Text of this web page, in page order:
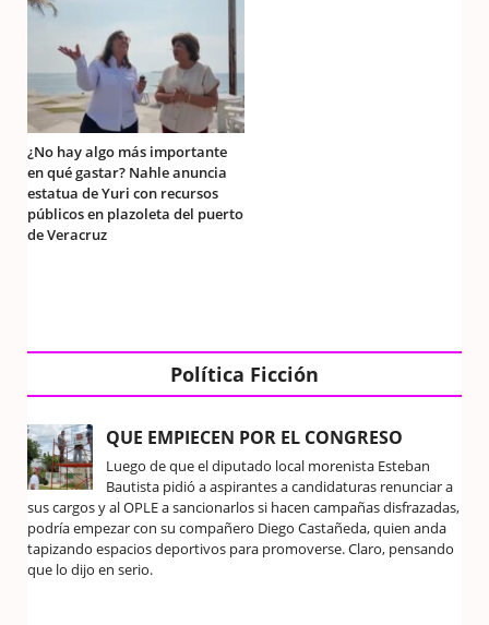
¿No hay algo más importante
en qué gastar? Nahle anuncia
estatua de Yuri con recursos
públicos en plazoleta del puerto
de Veracruz
Política Ficción
QUE EMPIECEN POR EL CONGRESO
Luego de que el diputado local morenista Esteban
Bautista pidió a aspirantes a candidaturas renunciar a
sus cargos y al OPLE a sancionarlos si hacen campañas disfrazadas,
podría empezar con su compañero Diego Castañeda, quien anda
tapizando espacios deportivos para promoverse. Claro, pensando
que lo dijo en serio.